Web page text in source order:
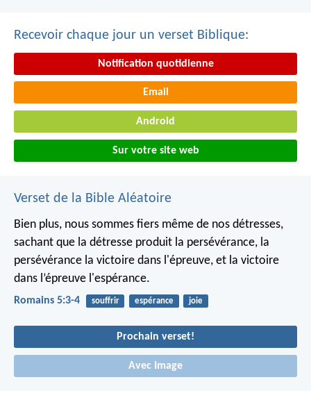
Recevoir chaque jour un verset Biblique:
Notification quotidienne
Email
Android
Sur votre site web
Verset de la Bible Aléatoire
Bien plus, nous sommes fiers même de nos détresses,
sachant que la détresse produit la persévérance, la
persévérance la victoire dans l'épreuve, et la victoire
dans l’épreuve l'espérance.
Romains 5:3-4 souffrir espérance joie
Prochain verset!
Avec Image